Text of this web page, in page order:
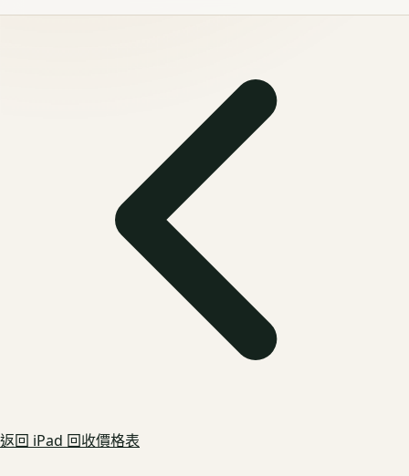
返回 iPad 回收價格表